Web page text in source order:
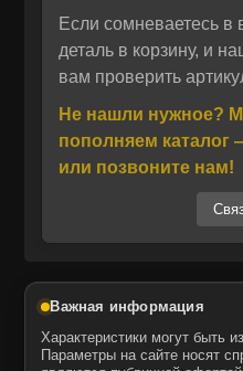
Даю своё согласие на
Даю своё согласие на
что способствует
производительности
износа ключевых
отличаются
полной
компонентами
Запчасти для
надежный выбор для
и долговечность.
использования в
оптимальное
Если сомневаетесь
деталь в корзину, и
вам проверить
Не нашли нужное?
пополняем каталог
или позвоните нам!
Важная информация
Характеристики могут быть
Параметры на сайте носят